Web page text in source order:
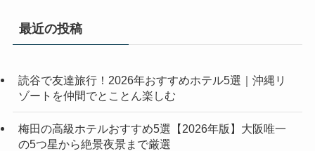
最近の投稿
読谷で友達旅行！2026年おすすめホテル5選｜沖縄リ
ゾートを仲間でとことん楽しむ
梅田の高級ホテルおすすめ5選【2026年版】大阪唯一
の5つ星から絶景夜景まで厳選